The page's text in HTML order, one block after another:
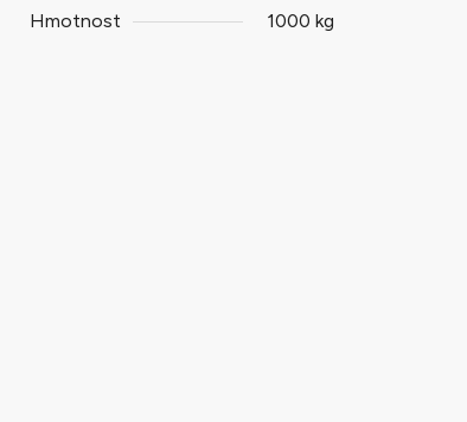
Hmotnost
1000 kg